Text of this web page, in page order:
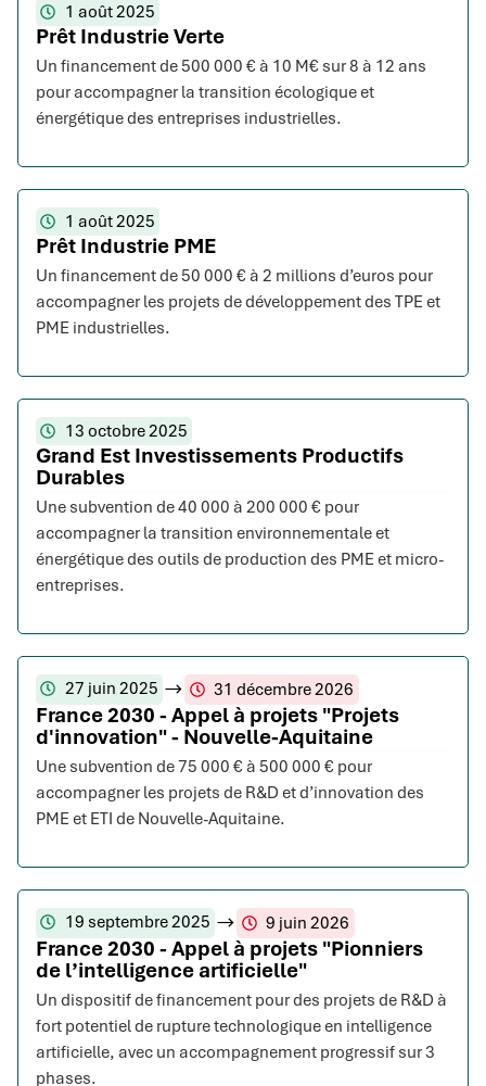
1 août 2025
Prêt Industrie Verte
Un financement de 500 000 € à 10 M€ sur 8 à 12 ans
pour accompagner la transition écologique et
énergétique des entreprises industrielles.
1 août 2025
Prêt Industrie PME
Un financement de 50 000 € à 2 millions d’euros pour
accompagner les projets de développement des TPE et
PME industrielles.
13 octobre 2025
Grand Est Investissements Productifs
Durables
Une subvention de 40 000 à 200 000 € pour
accompagner la transition environnementale et
énergétique des outils de production des PME et micro-
entreprises.
27 juin 2025 31 décembre 2026
France 2030 - Appel à projets "Projets
d'innovation" - Nouvelle-Aquitaine
Une subvention de 75 000 € à 500 000 € pour
accompagner les projets de R&D et d’innovation des
PME et ETI de Nouvelle-Aquitaine.
19 septembre 2025 9 juin 2026
France 2030 - Appel à projets "Pionniers
de l’intelligence artificielle"
Un dispositif de financement pour des projets de R&D à
fort potentiel de rupture technologique en intelligence
artificielle, avec un accompagnement progressif sur 3
phases.